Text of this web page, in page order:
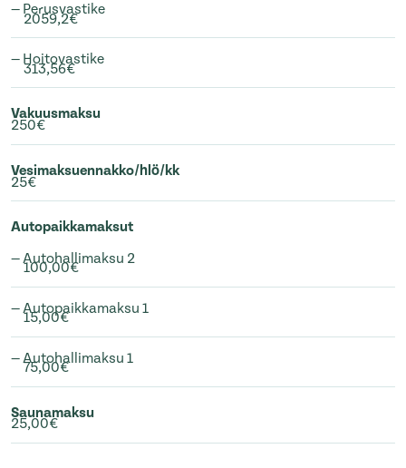
— Perusvastike
2059,2€
— Hoitovastike
313,56€
Vakuusmaksu
250€
Vesimaksuennakko/hlö/kk
25€
Autopaikkamaksut
— Autohallimaksu 2
100,00€
— Autopaikkamaksu 1
15,00€
— Autohallimaksu 1
75,00€
Saunamaksu
25,00€